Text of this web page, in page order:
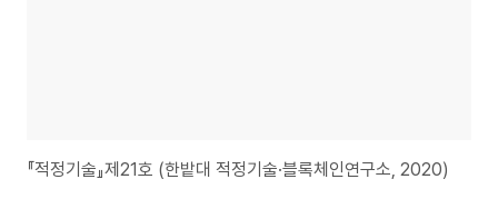
『적정기술』제21호 (한밭대 적정기술·블록체인연구소, 2020)